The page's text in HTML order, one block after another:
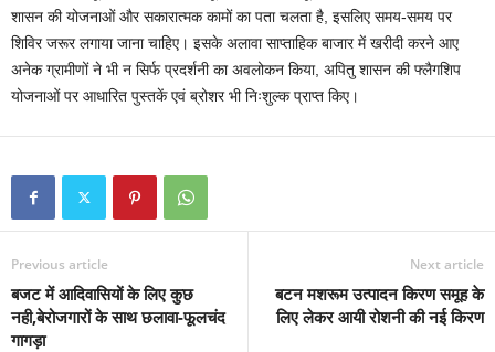
शासन की योजनाओं और सकारात्मक कामों का पता चलता है, इसलिए समय-समय पर
शिविर जरूर लगाया जाना चाहिए। इसके अलावा साप्ताहिक बाजार में खरीदी करने आए
अनेक ग्रामीणों ने भी न सिर्फ प्रदर्शनी का अवलोकन किया, अपितु शासन की फ्लैगशिप
योजनाओं पर आधारित पुस्तकें एवं ब्रोशर भी निःशुल्क प्राप्त किए।
Previous article
बजट में आदिवासियों के लिए कुछ
नही,बेरोजगारों के साथ छलावा-फूलचंद
गागड़ा
Next article
बटन मशरूम उत्पादन किरण समूह के
लिए लेकर आयी रोशनी की नई किरण